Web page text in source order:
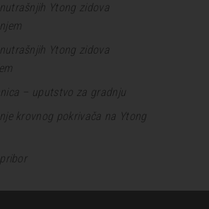
Ytong zidova
Ytong zidova
– uputstvo za gradnju
krovnog pokrivača na Ytong